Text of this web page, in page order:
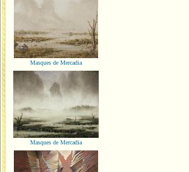
Masques de Mercadia
Masques de Mercadia